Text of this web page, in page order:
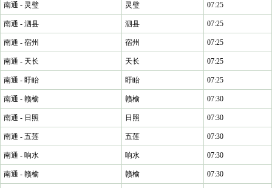
南通 - 灵璧 灵璧 07:25
南通 - 泗县 泗县 07:25
南通 - 宿州 宿州 07:25
南通 - 天长 天长 07:25
南通 - 盱眙 盱眙 07:25
南通 - 赣榆 赣榆 07:30
南通 - 日照 日照 07:30
南通 - 五莲 五莲 07:30
南通 - 响水 响水 07:30
南通 - 赣榆 赣榆 07:30